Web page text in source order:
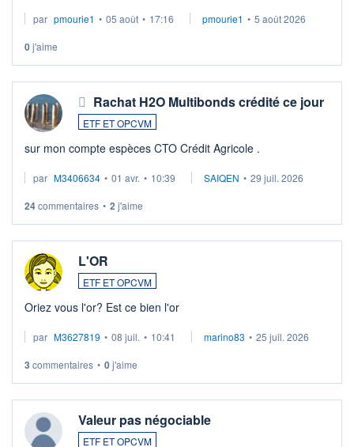
par pmourie1 • 05 août • 17:16 pmourie1 • 5 août 2026
0j'aime
Rachat H2O Multibonds crédité ce jour
ETF ET OPCVM
sur mon compte espèces CTO Crédit Agricole .
par M3406634 • 01 avr. • 10:39 SAIQEN • 29 juil. 2026
24commentaires • 2 j'aime
L'OR
ETF ET OPCVM
Oriez vous l'or? Est ce bien l'or
par M3627819 • 08 juil. • 10:41 marino83 • 25 juil. 2026
3 commentaires • 0j'aime
Valeur pas négociable
ETF ET OPCVM